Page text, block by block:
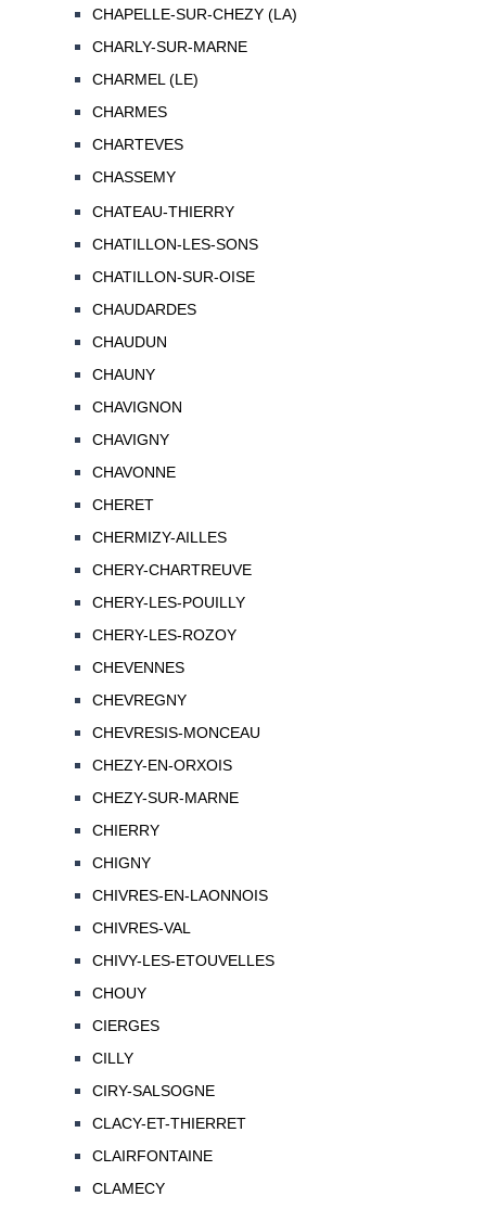
CHAPELLE-SUR-CHEZY (LA)
CHARLY-SUR-MARNE
CHARMEL (LE)
CHARMES
CHARTEVES
CHASSEMY
CHATEAU-THIERRY
CHATILLON-LES-SONS
CHATILLON-SUR-OISE
CHAUDARDES
CHAUDUN
CHAUNY
CHAVIGNON
CHAVIGNY
CHAVONNE
CHERET
CHERMIZY-AILLES
CHERY-CHARTREUVE
CHERY-LES-POUILLY
CHERY-LES-ROZOY
CHEVENNES
CHEVREGNY
CHEVRESIS-MONCEAU
CHEZY-EN-ORXOIS
CHEZY-SUR-MARNE
CHIERRY
CHIGNY
CHIVRES-EN-LAONNOIS
CHIVRES-VAL
CHIVY-LES-ETOUVELLES
CHOUY
CIERGES
CILLY
CIRY-SALSOGNE
CLACY-ET-THIERRET
CLAIRFONTAINE
CLAMECY